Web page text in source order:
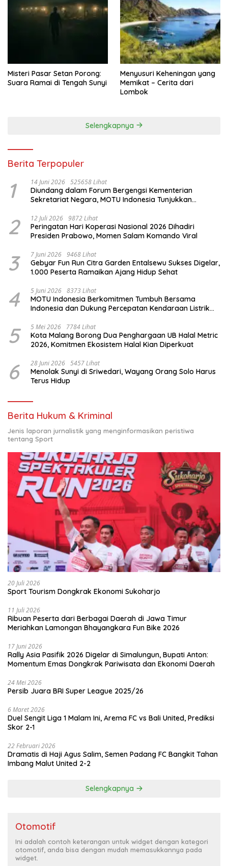
Misteri Pasar Setan Porong:
Suara Ramai di Tengah Sunyi
Menyusuri Keheningan yang
Memikat – Cerita dari
Lombok
Selengkapnya
Berita Terpopuler
1 14 Juni 2026 525658 Lihat
Diundang dalam Forum Bergengsi Kementerian
Sekretariat Negara, MOTU Indonesia Tunjukkan
2 12 Juli 2026 9872 Lihat
Peringatan Hari Koperasi Nasional 2026 Dihadiri
Presiden Prabowo, Momen Salam Komando Viral
3 7 Juni 2026 9468 Lihat
Gebyar Fun Run Citra Garden Entalsewu Sukses Digelar,
1.000 Peserta Ramaikan Ajang Hidup Sehat
4 5 Juni 2026 8373 Lihat
MOTU Indonesia Berkomitmen Tumbuh Bersama
Indonesia dan Dukung Percepatan Kendaraan Listrik
5 5 Mei 2026 7784 Lihat
Kota Malang Borong Dua Penghargaan UB Halal Metric
2026, Komitmen Ekosistem Halal Kian Diperkuat
6 28 Juni 2026 5457 Lihat
Menolak Sunyi di Sriwedari, Wayang Orang Solo Harus
Terus Hidup
Berita Hukum & Kriminal
Jenis laporan jurnalistik yang menginformasikan peristiwa
tentang Sport
20 Juli 2026
Sport Tourism Dongkrak Ekonomi Sukoharjo
11 Juli 2026
Ribuan Peserta dari Berbagai Daerah di Jawa Timur
Meriahkan Lamongan Bhayangkara Fun Bike 2026
17 Juni 2026
Rally Asia Pasifik 2026 Digelar di Simalungun, Bupati Anton:
Momentum Emas Dongkrak Pariwisata dan Ekonomi Daerah
24 Mei 2026
Persib Juara BRI Super League 2025/26
6 Maret 2026
Duel Sengit Liga 1 Malam Ini, Arema FC vs Bali United, Prediksi
Skor 2-1
22 Februari 2026
Dramatis di Haji Agus Salim, Semen Padang FC Bangkit Tahan
Imbang Malut United 2-2
Selengkapnya
Otomotif
Ini adalah contoh keterangan untuk widget dengan kategori
otomotif, anda bisa dengan mudah memasukkannya pada
widget.